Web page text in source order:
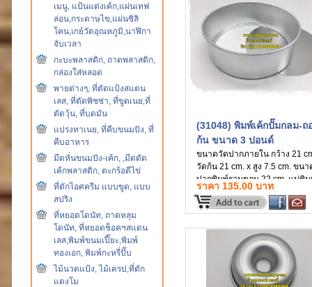
เมนู, แป้นแต่งเค้ก,แผ่นเทฟ
ล่อน,กระดาษไข,แผ่นซิลิ
โคน,เกย์วัดอุณหภูมิ,นาฬิกา
จับเวลา
กะบะพลาสติก, ถาดพลาสติก,
กล่องใส่หลอด
พายต่างๆ, ที่ตัดแป้งสแตน
เลส, ที่ตัดพิซซ่า, ที่ขูดเนย,ที่
ตัดวุ้น, ที่บดมัน
แปรงทาเนย, ที่คีบขนมปัง, ที่
คีบอาหาร
มีดหั่นขนมปัง-เค้ก, ,มีดตัด
เค้กพลาสติก, ตะกร้อตีไข่
ที่ตักไอศครีม แบบขูด, แบบ
สปริง
ที่หยอดโดนัท, ถาดหลุม
โดนัท, ที่หยอดช็อคฯสแตน
เลส,พิมพ์ขนมเปี๊ยะ,พิมพ์
ทองเอก, พิมพ์กะหรี่ปั๊บ
ไม้นวดแป้ง, ไม้เครป,ที่ตัก
แตงโม
(31048) พิมพ์เค้กปั๊มกลม-ถ
ก้น ขนาด 3 ปอนด์
ขนาดวัดปากภายใน กว้าง 21
วัดก้น 21 cm. x สูง 7.5 cm. ขน
ปากพิมพ์รวมขอบ 22 cm. แม่พิ
จากอลูมิเนียมหนา
ราคา 135.00 บาท